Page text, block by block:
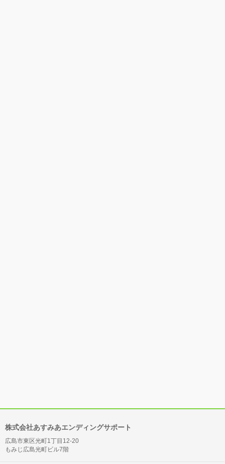
株式会社あすみあエンディングサポート
広島市東区光町1丁目12-20
もみじ広島光町ビル7階